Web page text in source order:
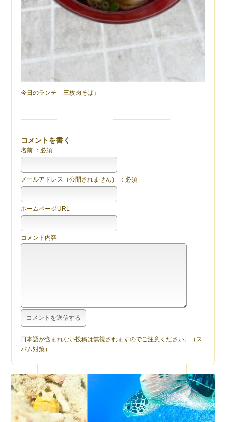
今日のランチ「三枚肉そば」
コメントを書く
名前 ：必須
メールアドレス（公開されません） ：必須
ホームページURL
コメント内容
日本語が含まれない投稿は無視されますのでご注意ください。（ス
パム対策）